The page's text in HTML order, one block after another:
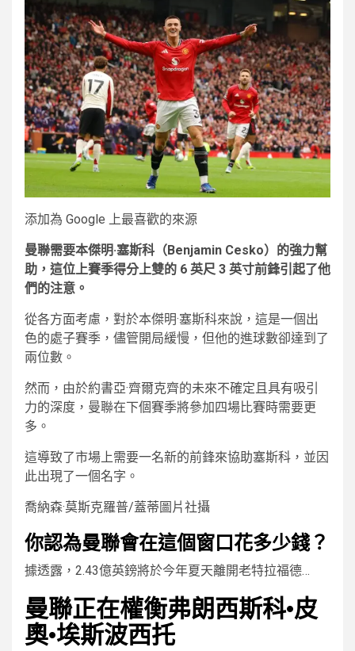
添加為 Google 上最喜歡的來源
曼聯需要本傑明·塞斯科（Benjamin Cesko）的強力幫
助，這位上賽季得分上雙的 6 英尺 3 英寸前鋒引起了他
們的注意。
從各方面考慮，對於本傑明·塞斯科來說，這是一個出
色的處子賽季，儘管開局緩慢，但他的進球數卻達到了
兩位數。
然而，由於約書亞·齊爾克齊的未來不確定且具有吸引
力的深度，曼聯在下個賽季將參加四場比賽時需要更
多。
這導致了市場上需要一名新的前鋒來協助塞斯科，並因
此出現了一個名字。
喬納森·莫斯克羅普/蓋蒂圖片社攝
你認為曼聯會在這個窗口花多少錢？
據透露，2.43億英鎊將於今年夏天離開老特拉福德…
曼聯正在權衡弗朗西斯科·皮
奧·埃斯波西托